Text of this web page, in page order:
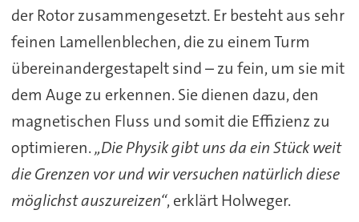
der Rotor zusammengesetzt. Er besteht aus sehr
feinen Lamellenblechen, die zu einem Turm
übereinandergestapelt sind – zu fein, um sie mit
dem Auge zu erkennen. Sie dienen dazu, den
magnetischen Fluss und somit die Effizienz zu
optimieren.„Die Physik gibt uns da ein Stück weit
die Grenzen vor und wir versuchen natürlich diese
möglichst auszureizen“, erklärt Holweger.